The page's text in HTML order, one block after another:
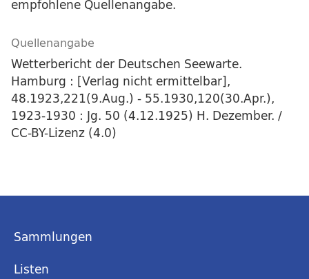
empfohlene Quellenangabe.
Quellenangabe
Wetterbericht der Deutschen Seewarte.
Hamburg : [Verlag nicht ermittelbar],
48.1923,221(9.Aug.) - 55.1930,120(30.Apr.),
1923-1930 : Jg. 50 (4.12.1925) H. Dezember. /
CC-BY-Lizenz (4.0)
Sammlungen
Listen